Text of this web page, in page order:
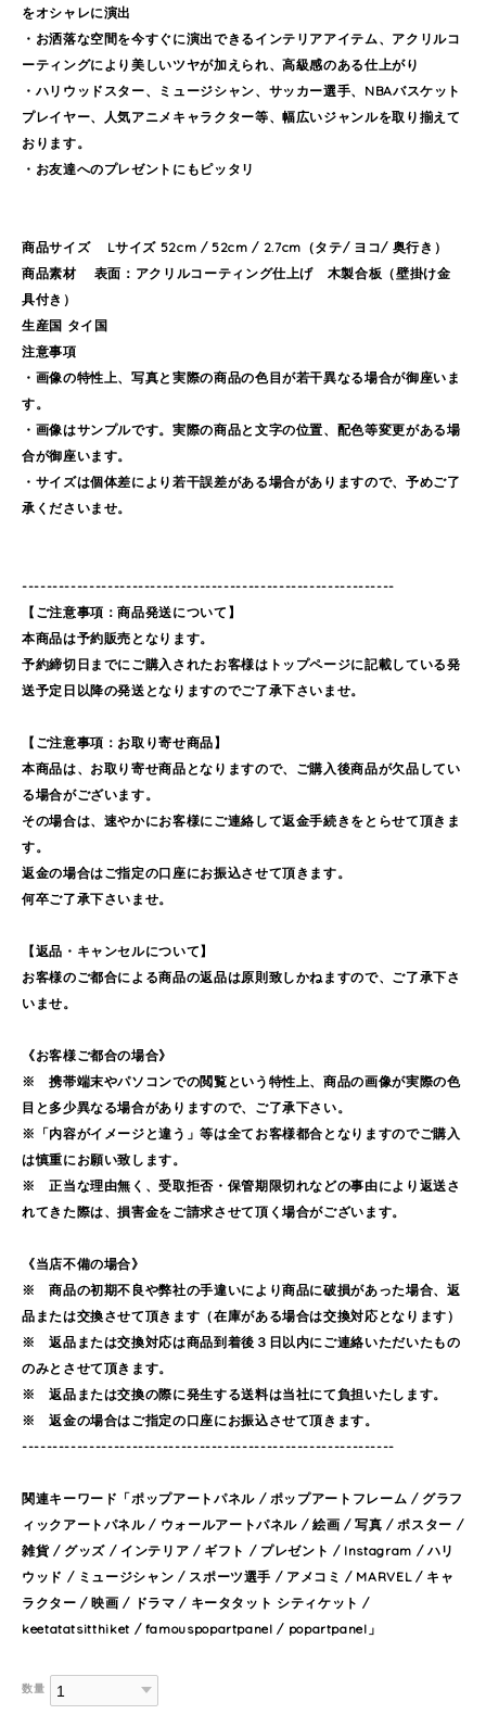
をオシャレに演出
・お洒落な空間を今すぐに演出できるインテリアアイテム、アクリルコ
ーティングにより美しいツヤが加えられ、高級感のある仕上がり
・ハリウッドスター、ミュージシャン、サッカー選手、NBAバスケット
プレイヤー、人気アニメキャラクター等、幅広いジャンルを取り揃えて
おります。
・お友達へのプレゼントにもピッタリ
商品サイズ Lサイズ 52cm / 52cm / 2.7cm（タテ/ ヨコ/ 奥行き）
商品素材 表面：アクリルコーティング仕上げ 木製合板（壁掛け金
具付き）
生産国 タイ国
注意事項
・画像の特性上、写真と実際の商品の色目が若干異なる場合が御座いま
す。
・画像はサンプルです。実際の商品と文字の位置、配色等変更がある場
合が御座います。
・サイズは個体差により若干誤差がある場合がありますので、予めご了
承くださいませ。
-------------------------------------------------------------
【ご注意事項：商品発送について】
本商品は予約販売となります。
予約締切日までにご購入されたお客様はトップページに記載している発
送予定日以降の発送となりますのでご了承下さいませ。
【ご注意事項：お取り寄せ商品】
本商品は、お取り寄せ商品となりますので、ご購入後商品が欠品してい
る場合がございます。
その場合は、速やかにお客様にご連絡して返金手続きをとらせて頂きま
す。
返金の場合はご指定の口座にお振込させて頂きます。
何卒ご了承下さいませ。
【返品・キャンセルについて】
お客様のご都合による商品の返品は原則致しかねますので、ご了承下さ
いませ。
《お客様ご都合の場合》
※ 携帯端末やパソコンでの閲覧という特性上、商品の画像が実際の色
目と多少異なる場合がありますので、ご了承下さい。
※「内容がイメージと違う」等は全てお客様都合となりますのでご購入
は慎重にお願い致します。
※ 正当な理由無く、受取拒否・保管期限切れなどの事由により返送さ
れてきた際は、損害金をご請求させて頂く場合がございます。
《当店不備の場合》
※ 商品の初期不良や弊社の手違いにより商品に破損があった場合、返
品または交換させて頂きます（在庫がある場合は交換対応となります）
※ 返品または交換対応は商品到着後３日以内にご連絡いただいたもの
のみとさせて頂きます。
※ 返品または交換の際に発生する送料は当社にて負担いたします。
※ 返金の場合はご指定の口座にお振込させて頂きます。
-------------------------------------------------------------
関連キーワード「ポップアートパネル / ポップアートフレーム / グラフ
ィックアートパネル / ウォールアートパネル / 絵画 / 写真 / ポスター /
雑貨 / グッズ / インテリア / ギフト / プレゼント / Instagram / ハリ
ウッド / ミュージシャン / スポーツ選手 / アメコミ / MARVEL / キャ
ラクター / 映画 / ドラマ / キータタット シティケット /
keetatatsitthiket / famouspopartpanel / popartpanel」
数量